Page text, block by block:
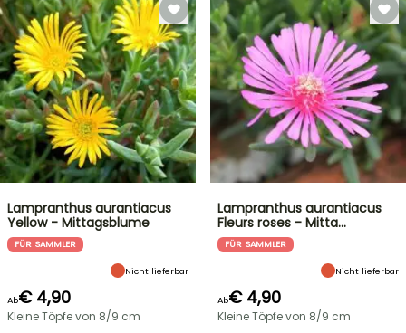
Lampranthus aurantiacus
Yellow - Mittagsblume
FÜR SAMMLER
Nicht lieferbar
Ab€ 4,90
Kleine Töpfe von 8/9 cm
Lampranthus aurantiacus
Fleurs roses - Mitta…
FÜR SAMMLER
Nicht lieferbar
Ab€ 4,90
Kleine Töpfe von 8/9 cm